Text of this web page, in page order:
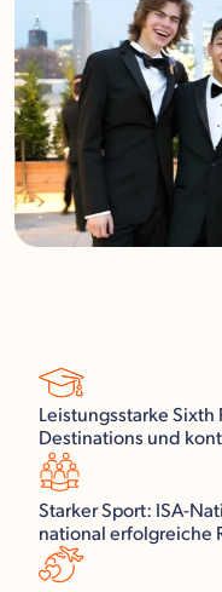
Leistungsstarke
Destinations und
Starker Sport: ISA-
national erfolgreiche